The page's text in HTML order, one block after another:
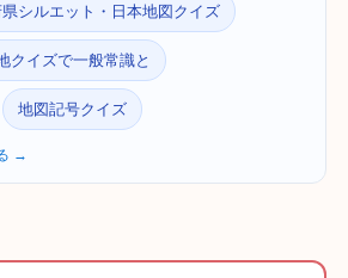
シルエット・日本地図クイズ
クイズで一般常識と
地図記号クイズ
→